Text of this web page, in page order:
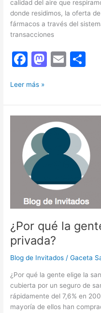
calidad del aire que
donde residimos, la oferta
fármacos a través del
transacciones
F
c
e
b
o
o
k
M
o
d
o
n
E
l
p
ar
tir
DETERMINANTES
DE
LA
DESEQUILIBRIOS
PODER
CUESTAN
Leer más »
¿Por qué la
privada?
Blog de Invitados /Gaceta
¿Por qué la gente elige la
cubierta por un seguro de
rápidamente del 7,6% en
mayoría de ellos han